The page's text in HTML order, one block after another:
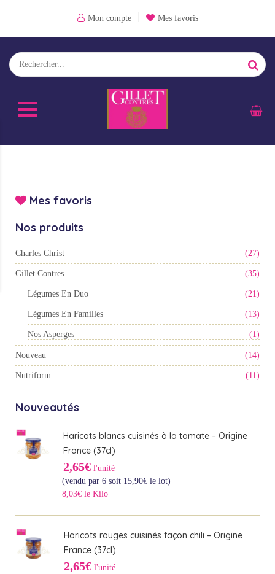
Mon compte Mes favoris
Mes favoris
Nos produits
Charles Christ (27)
Gillet Contres (35)
Légumes En Duo (21)
Légumes En Familles (13)
Nos Asperges (1)
Nouveau (14)
Nutriform (11)
Nouveautés
Haricots blancs cuisinés à la tomate – Origine
France (37cl)
2,65€ l'unité
(vendu par 6 soit 15,90€ le lot)
8,03€ le Kilo
Haricots rouges cuisinés façon chili – Origine
France (37cl)
2,65€ l'unité